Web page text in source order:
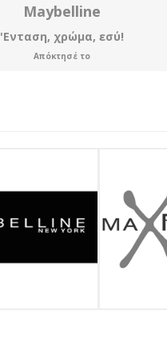
Maybelline
'Ενταση, χρώμα, εσύ!
Απόκτησέ το